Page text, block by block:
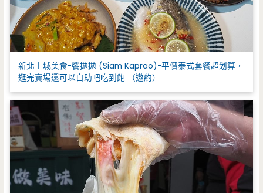
新北土城美食-饗拋拋 (Siam Kaprao)-平價泰式套餐超划算，
逛完賣場還可以自助吧吃到飽 （邀約）